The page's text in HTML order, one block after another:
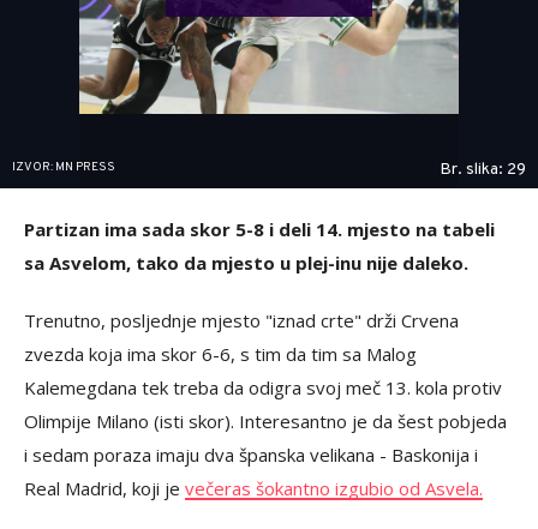
IZVOR: MN PRESS Br. slika: 29
Partizan ima sada skor 5-8 i deli 14. mjesto na tabeli
sa Asvelom, tako da mjesto u plej-inu nije daleko.
Trenutno, posljednje mjesto "iznad crte" drži Crvena
zvezda koja ima skor 6-6, s tim da tim sa Malog
Kalemegdana tek treba da odigra svoj meč 13. kola protiv
Olimpije Milano (isti skor). Interesantno je da šest pobjeda
i sedam poraza imaju dva španska velikana - Baskonija i
Real Madrid, koji je večeras šokantno izgubio od Asvela.